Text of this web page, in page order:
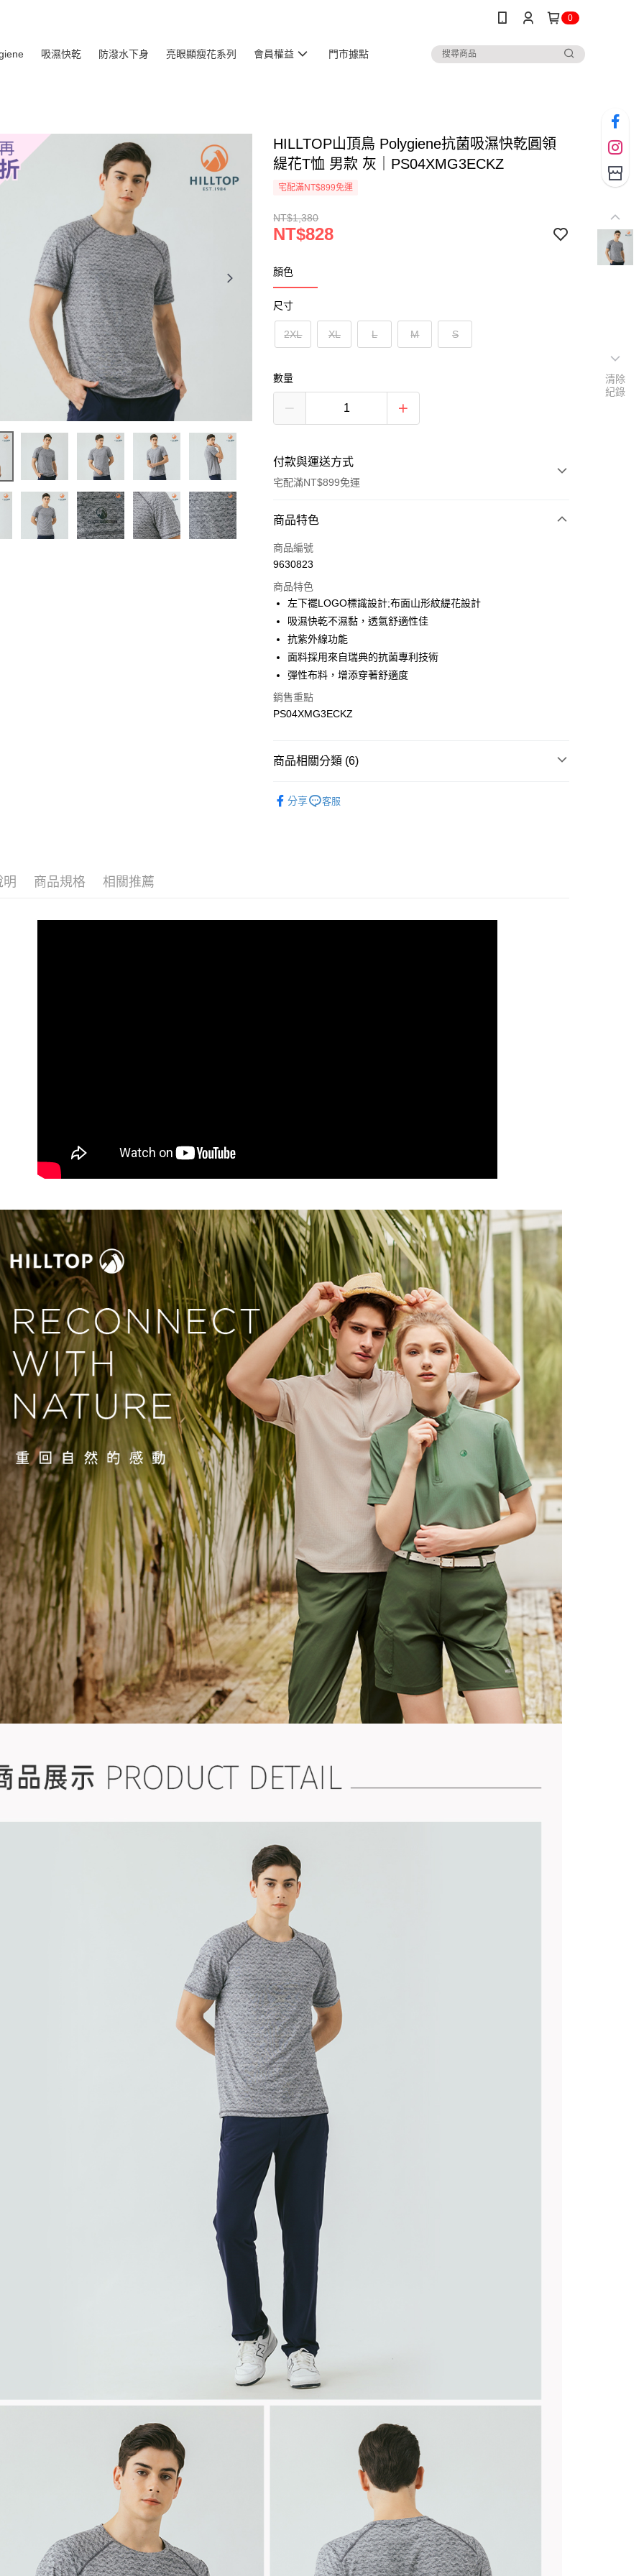
0
吸濕快乾 防潑水下身 亮眼顯瘦花系列 會員權益 門市據點
HILLTOP山頂鳥 Polygiene抗菌吸濕快乾圓領
緹花T恤 男款 灰｜PS04XMG3ECKZ
宅配滿NT$899免運
NT$1,380
NT$828
顏色
尺寸
2XL XL L M S
數量
付款與運送方式
宅配滿NT$899免運
付款方式
信用卡一次付款
Apple Pay
悠遊付
Google Pay
運送方式
商品特色
商品編號
9630823
商品特色
左下襬LOGO標識設計;布面山形紋緹花設計
吸濕快乾不濕黏，透氣舒適性佳
抗紫外線功能
面料採用來自瑞典的抗菌專利技術
彈性布料，增添穿著舒適度
銷售重點
PS04XMG3ECKZ
商品相關分類 (6)
分享 客服
明 商品規格 相關推薦
清除
紀錄